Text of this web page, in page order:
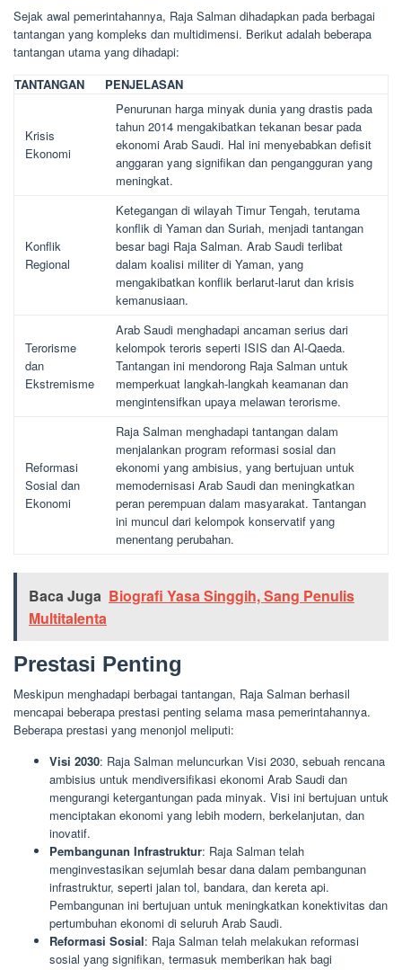
Sejak awal pemerintahannya, Raja Salman dihadapkan pada berbagai
tantangan yang kompleks dan multidimensi. Berikut adalah beberapa
tantangan utama yang dihadapi:
TANTANGAN
PENJELASAN
Krisis
Ekonomi
Penurunan harga minyak dunia yang drastis pada
tahun 2014 mengakibatkan tekanan besar pada
ekonomi Arab Saudi. Hal ini menyebabkan defisit
anggaran yang signifikan dan pengangguran yang
meningkat.
Konflik
Regional
Ketegangan di wilayah Timur Tengah, terutama
konflik di Yaman dan Suriah, menjadi tantangan
besar bagi Raja Salman. Arab Saudi terlibat
dalam koalisi militer di Yaman, yang
mengakibatkan konflik berlarut-larut dan krisis
kemanusiaan.
Terorisme
dan
Ekstremisme
Arab Saudi menghadapi ancaman serius dari
kelompok teroris seperti ISIS dan Al-Qaeda.
Tantangan ini mendorong Raja Salman untuk
memperkuat langkah-langkah keamanan dan
mengintensifkan upaya melawan terorisme.
Reformasi
Sosial dan
Ekonomi
Raja Salman menghadapi tantangan dalam
menjalankan program reformasi sosial dan
ekonomi yang ambisius, yang bertujuan untuk
memodernisasi Arab Saudi dan meningkatkan
peran perempuan dalam masyarakat. Tantangan
ini muncul dari kelompok konservatif yang
menentang perubahan.
Baca Juga Biografi Yasa Singgih, Sang Penulis
Multitalenta
Prestasi Penting
Meskipun menghadapi berbagai tantangan, Raja Salman berhasil
mencapai beberapa prestasi penting selama masa pemerintahannya.
Beberapa prestasi yang menonjol meliputi:
Visi 2030: Raja Salman meluncurkan Visi 2030, sebuah rencana
ambisius untuk mendiversifikasi ekonomi Arab Saudi dan
mengurangi ketergantungan pada minyak. Visi ini bertujuan untuk
menciptakan ekonomi yang lebih modern, berkelanjutan, dan
inovatif.
Pembangunan Infrastruktur: Raja Salman telah
menginvestasikan sejumlah besar dana dalam pembangunan
infrastruktur, seperti jalan tol, bandara, dan kereta api.
Pembangunan ini bertujuan untuk meningkatkan konektivitas dan
pertumbuhan ekonomi di seluruh Arab Saudi.
Reformasi Sosial: Raja Salman telah melakukan reformasi
sosial yang signifikan, termasuk memberikan hak bagi